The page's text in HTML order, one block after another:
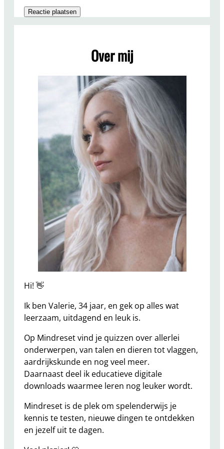
Over mij
Hi! 👋
Ik ben Valerie, 34 jaar, en gek op alles wat
leerzaam, uitdagend en leuk is.
Op Mindreset vind je quizzen over allerlei
onderwerpen, van talen en dieren tot vlaggen,
aardrijkskunde en nog veel meer.
Daarnaast deel ik educatieve digitale
downloads waarmee leren nog leuker wordt.
Mindreset is de plek om spelenderwijs je
kennis te testen, nieuwe dingen te ontdekken
en jezelf uit te dagen.